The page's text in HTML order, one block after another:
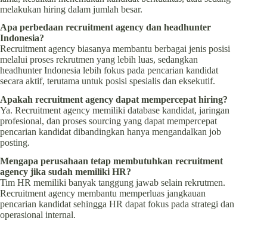
melakukan hiring dalam jumlah besar.
Apa perbedaan recruitment agency dan headhunter
Indonesia?
Recruitment agency biasanya membantu berbagai jenis posisi
melalui proses rekrutmen yang lebih luas, sedangkan
headhunter Indonesia lebih fokus pada pencarian kandidat
secara aktif, terutama untuk posisi spesialis dan eksekutif.
Apakah recruitment agency dapat mempercepat hiring?
Ya. Recruitment agency memiliki database kandidat, jaringan
profesional, dan proses sourcing yang dapat mempercepat
pencarian kandidat dibandingkan hanya mengandalkan job
posting.
Mengapa perusahaan tetap membutuhkan recruitment
agency jika sudah memiliki HR?
Tim HR memiliki banyak tanggung jawab selain rekrutmen.
Recruitment agency membantu memperluas jangkauan
pencarian kandidat sehingga HR dapat fokus pada strategi dan
operasional internal.